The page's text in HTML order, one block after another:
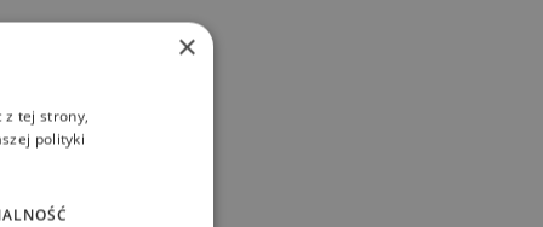
×
z tej strony,
polityki